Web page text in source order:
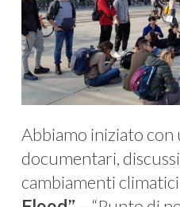
Abbiamo iniziato con
documentari,
cambiamenti